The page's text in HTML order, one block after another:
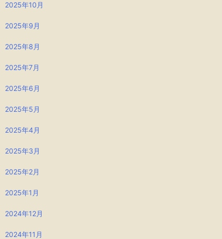
2025年10月
2025年9月
2025年8月
2025年7月
2025年6月
2025年5月
2025年4月
2025年3月
2025年2月
2025年1月
2024年12月
2024年11月